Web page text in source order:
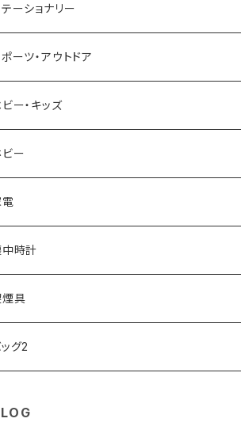
WATCHES
FUTURA
KORS
HEWITT
VENETA
ARMANI
KLEIN
WELLINGTON
WESTWOOD
Accessory Cllection
CLUB
HAWARD
GUSTO
の他
VISCANI
ーショナリー
ーツ・アウトドア
ー・キッズ
りぃ
BABY
ー
他
電
時計
具
グ2